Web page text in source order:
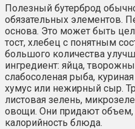
Полезный бутерброд
обязательных элементов.
основа. Это может быть
тост, хлебец с понятным
большого количества
ингредиент: яйца,
слабосоленая рыба,
хумус или нежирный сыр.
листовая зелень,
овощи. Они придают
калорийность блюда.